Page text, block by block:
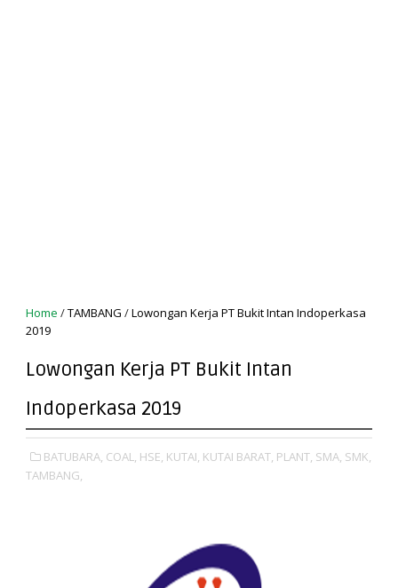
Home /TAMBANG /Lowongan Kerja PT Bukit Intan Indoperkasa
2019
Lowongan Kerja PT Bukit Intan
Indoperkasa 2019
BATUBARA, COAL, HSE, KUTAI, KUTAI BARAT, PLANT, SMA, SMK,
TAMBANG,